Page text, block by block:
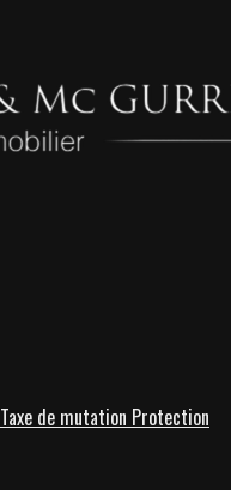
Taxe de mutation Protection